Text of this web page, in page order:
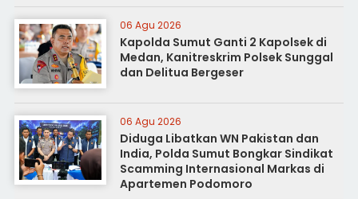
06 Agu 2026
Kapolda Sumut Ganti 2 Kapolsek di
Medan, Kanitreskrim Polsek Sunggal
dan Delitua Bergeser
06 Agu 2026
Diduga Libatkan WN Pakistan dan
India, Polda Sumut Bongkar Sindikat
Scamming Internasional Markas di
Apartemen Podomoro